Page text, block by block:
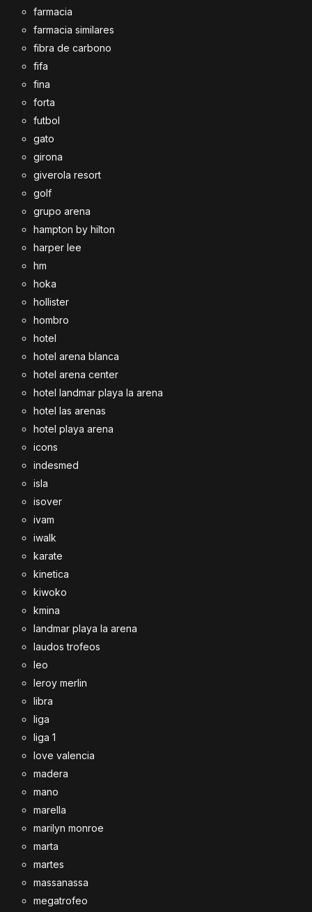
farmacia
farmacia similares
fibra de carbono
fifa
fina
forta
futbol
gato
girona
giverola resort
golf
grupo arena
hampton by hilton
harper lee
hm
hoka
hollister
hombro
hotel
hotel arena blanca
hotel arena center
hotel landmar playa la arena
hotel las arenas
hotel playa arena
icons
indesmed
isla
isover
ivam
iwalk
karate
kinetica
kiwoko
kmina
landmar playa la arena
laudos trofeos
leo
leroy merlin
libra
liga
liga 1
love valencia
madera
mano
marella
marilyn monroe
marta
martes
massanassa
megatrofeo